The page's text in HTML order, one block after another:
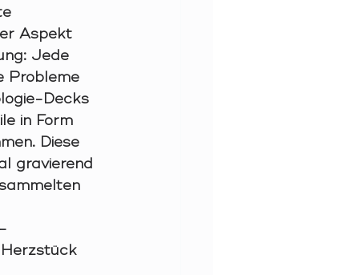
Aspekt
Jede
Probleme
Decks
in Form
Diese
gravierend